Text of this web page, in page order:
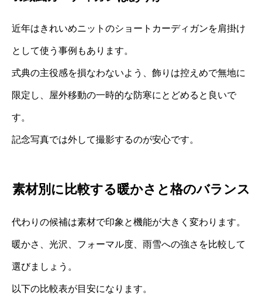
近年はきれいめニットのショートカーディガンを肩掛け
として使う事例もあります。
式典の主役感を損なわないよう、飾りは控えめで無地に
限定し、屋外移動の一時的な防寒にとどめると良いで
す。
記念写真では外して撮影するのが安心です。
素材別に比較する暖かさと格のバランス
代わりの候補は素材で印象と機能が大きく変わります。
暖かさ、光沢、フォーマル度、雨雪への強さを比較して
選びましょう。
以下の比較表が目安になります。